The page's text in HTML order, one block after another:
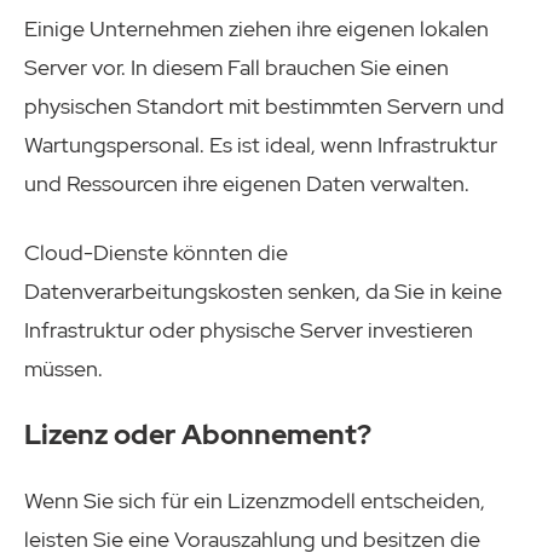
Einige Unternehmen ziehen ihre eigenen lokalen
Server vor. In diesem Fall brauchen Sie einen
physischen Standort mit bestimmten Servern und
Wartungspersonal. Es ist ideal, wenn Infrastruktur
und Ressourcen ihre eigenen Daten verwalten.
Cloud-Dienste könnten die
Datenverarbeitungskosten senken, da Sie in keine
Infrastruktur oder physische Server investieren
müssen.
Lizenz oder Abonnement?
Wenn Sie sich für ein Lizenzmodell entscheiden,
leisten Sie eine Vorauszahlung und besitzen die